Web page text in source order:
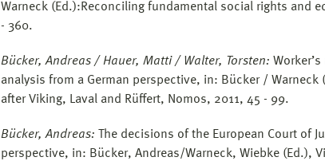
Warneck (Ed.):Reconciling fundamental social rights and
- 360.
Bücker, Andreas / Hauer, Matti / Walter, Torsten:
analysis from a German perspective, in: Bücker / Warneck
after Viking, Laval and Rüffert, Nomos, 2011, 45 - 99.
Bücker, Andreas:
The decisions of the European Court of
perspective, in: Bücker, Andreas/Warneck, Wiebke (Ed.),